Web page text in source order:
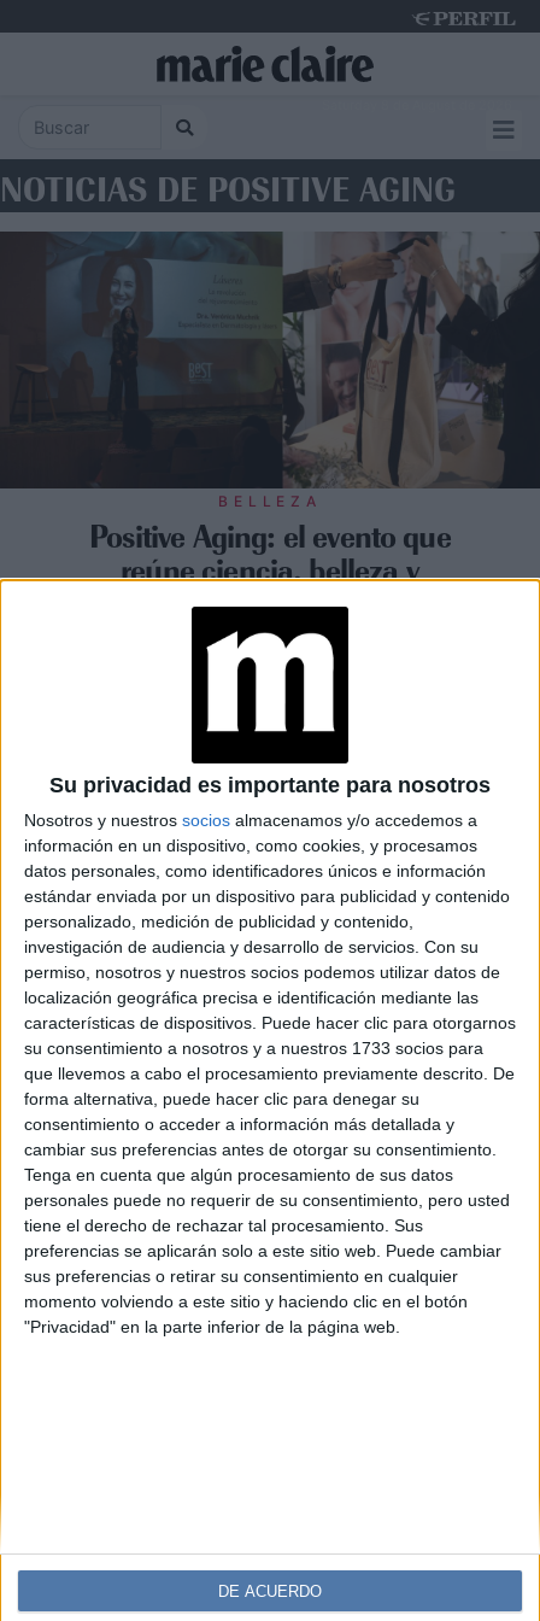
Su privacidad es importante para nosotros
Nosotros y nuestros socios almacenamos y/o accedemos a
información en un dispositivo, como cookies, y procesamos
datos personales, como identificadores únicos e información
estándar enviada por un dispositivo para publicidad y contenido
personalizado, medición de publicidad y contenido,
investigación de audiencia y desarrollo de servicios. Con su
permiso, nosotros y nuestros socios podemos utilizar datos de
localización geográfica precisa e identificación mediante las
características de dispositivos. Puede hacer clic para otorgarnos
su consentimiento a nosotros y a nuestros 1733 socios para
que llevemos a cabo el procesamiento previamente descrito. De
forma alternativa, puede hacer clic para denegar su
consentimiento o acceder a información más detallada y
cambiar sus preferencias antes de otorgar su consentimiento.
Tenga en cuenta que algún procesamiento de sus datos
personales puede no requerir de su consentimiento, pero usted
tiene el derecho de rechazar tal procesamiento. Sus
preferencias se aplicarán solo a este sitio web. Puede cambiar
sus preferencias o retirar su consentimiento en cualquier
momento volviendo a este sitio y haciendo clic en el botón
"Privacidad" en la parte inferior de la página web.
DE ACUERDO
NOTICIAS DE POSITIVE AGING
BELLEZA
Positive Aging: el evento que
reúne ciencia, belleza y
bienestar en Buenos Aires
Espacio Publicitario
BELLEZA10-11-2025 12:32
BEST® 2025: así fue la primera
experiencia argentina dedicada al
Positive Aging
Con Marie Claire como media partner, la primera edición
de BEST® reunió a especialistas, marcas líderes y más de
200 personas para inaugurar una nueva era: la del
envejecimiento positivo. Ciencia, belleza y bienestar se
encontraron en un mismo espacio para demostrar que
hablar de edad también puede ser hablar de poder,